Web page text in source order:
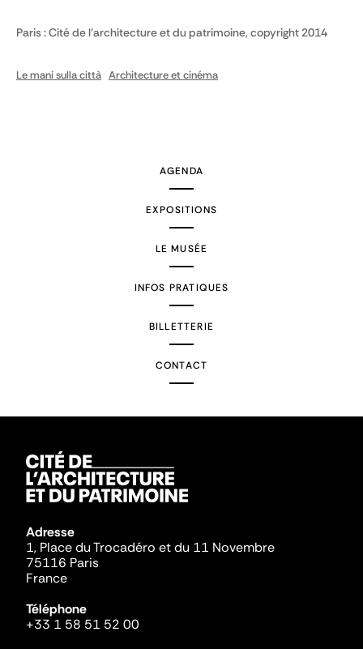
Paris : Cité de l'architecture et du patrimoine, copyright 2014
Le mani sulla città Architecture et cinéma
AGENDA
EXPOSITIONS
LE MUSÉE
INFOS PRATIQUES
BILLETTERIE
CONTACT
Adresse
1, Place du Trocadéro et du 11 Novembre
75116 Paris
France
Téléphone
+33 1 58 51 52 00